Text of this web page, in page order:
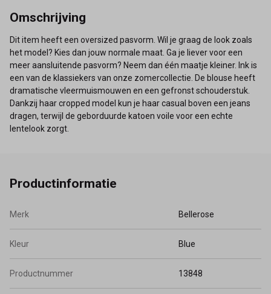
Omschrijving
Dit item heeft een oversized pasvorm. Wil je graag de look zoals
het model? Kies dan jouw normale maat. Ga je liever voor een
meer aansluitende pasvorm? Neem dan één maatje kleiner. Ink is
een van de klassiekers van onze zomercollectie. De blouse heeft
dramatische vleermuismouwen en een gefronst schouderstuk.
Dankzij haar cropped model kun je haar casual boven een jeans
dragen, terwijl de geborduurde katoen voile voor een echte
lentelook zorgt.
Productinformatie
Merk Bellerose
Kleur Blue
Productnummer 13848